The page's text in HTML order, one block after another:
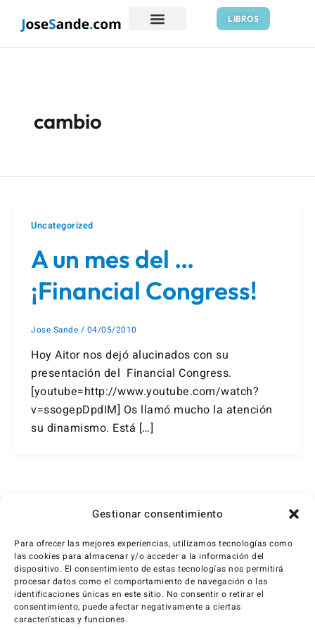
Gestionar consentimiento
Para ofrecer las mejores experiencias, utilizamos tecnologías como
las cookies para almacenar y/o acceder a la información del
dispositivo. El consentimiento de estas tecnologías nos permitirá
procesar datos como el comportamiento de navegación o las
identificaciones únicas en este sitio. No consentir o retirar el
consentimiento, puede afectar negativamente a ciertas
características y funciones.
LIBROS
cambio
Uncategorized
A un mes del …
¡Financial Congress!
Jose Sande / 04/05/2010
Hoy Aitor nos dejó alucinados con su
presentación del Financial Congress.
[youtube=http://www.youtube.com/watch?
v=ssogepDpdIM] Os llamó mucho la atención
su dinamismo. Está […]
de
Anterior 1 2